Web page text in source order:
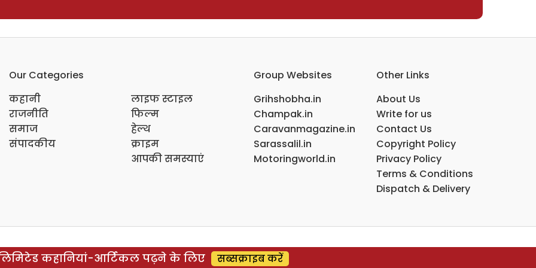
Our Categories
कहानी
राजनीति
समाज
संपादकीय
लाइफ स्टाइल
फिल्म
हेल्थ
क्राइम
आपकी समस्याएं
Group Websites
Grihshobha.in
Champak.in
Caravanmagazine.in
Sarassalil.in
Motoringworld.in
Other Links
About Us
Write for us
Contact Us
Copyright Policy
Privacy Policy
Terms & Conditions
Dispatch & Delivery
कहानियां-आर्टिकल पढ़ने के लिए सब्सक्राइब करें